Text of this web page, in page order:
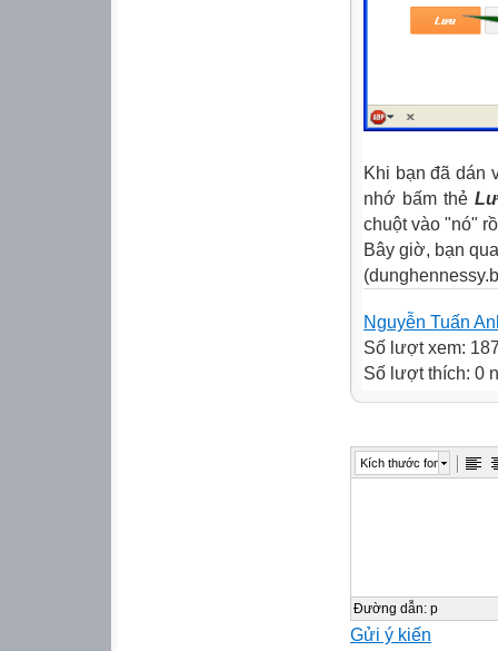
Khi bạn đã dán
nhớ bấm thẻ
chuột vào "nó"
Bây giờ, bạn
Nguyễn Tuấn
Số lượt xem:
Số lượt thích: 0
Kích thước font
Đường dẫn: p
Gửi ý kiến